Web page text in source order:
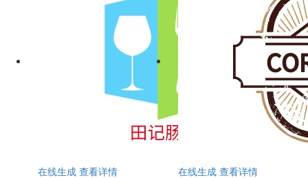
在线生成 查看详情
在线生成 查看详情